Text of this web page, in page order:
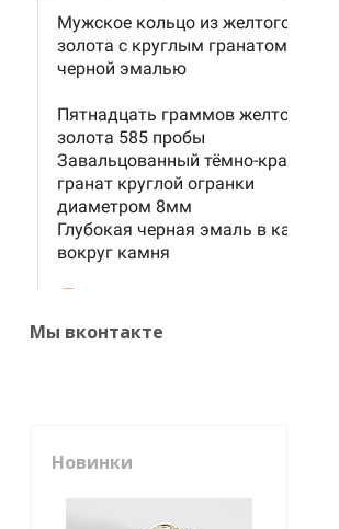
Мы вконтакте
Новинки